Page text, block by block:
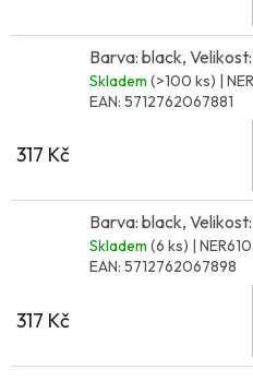
Barva: black,
Skladem (>100 ks) |
EAN: 5712762067881
317 Kč
Barva: black,
Skladem (6 ks) |
EAN: 5712762067898
317 Kč